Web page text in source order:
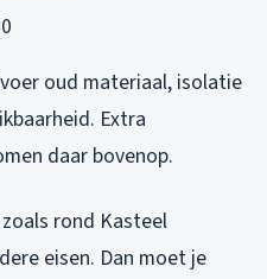
oud materiaal, isolatie
Extra
daar bovenop.
rond Kasteel
eisen. Dan moet je